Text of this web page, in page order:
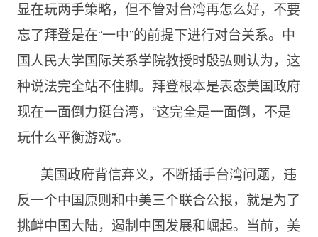
显在玩两手策略，但不管对台湾再怎么好，不要
忘了拜登是在“一中”的前提下进行对台关系。中
国人民大学国际关系学院教授时殷弘则认为，这
种说法完全站不住脚。拜登根本是表态美国政府
现在一面倒力挺台湾，“这完全是一面倒，不是
玩什么平衡游戏”。
美国政府背信弃义，不断插手台湾问题，违
反一个中国原则和中美三个联合公报，就是为了
挑衅中国大陆，遏制中国发展和崛起。当前，美